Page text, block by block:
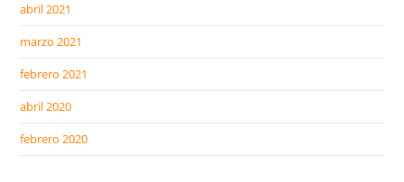
abril 2021
marzo 2021
febrero 2021
abril 2020
febrero 2020